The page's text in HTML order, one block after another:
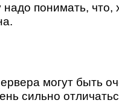
понимать, что,
могут быть
сильно